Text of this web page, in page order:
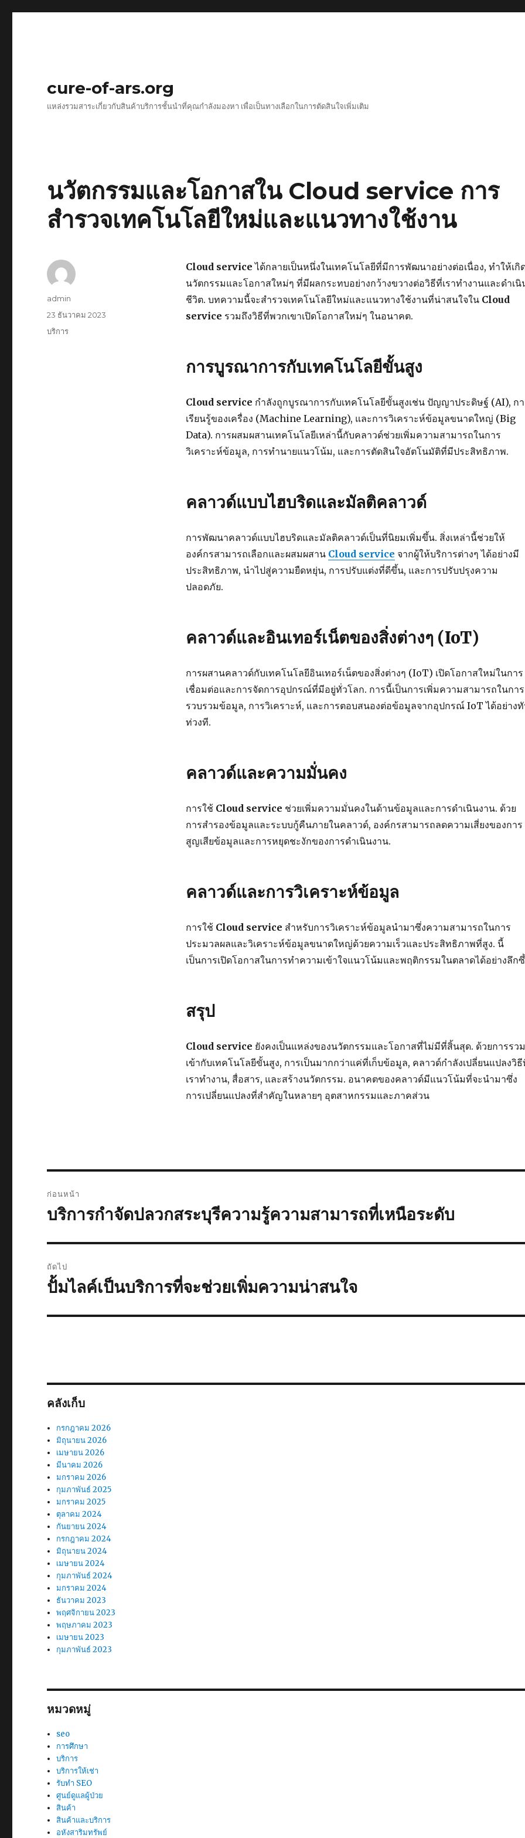
cure-of-ars.org
แหล่งรวมสาระเกี่ยวกับสินค้าบริการชั้นนำที่คุณกำลังมองหา เพื่อเป็นทางเลือกในการตัดสินใจเพิ่มเติม
นวัตกรรมและโอกาสใน Cloud service การ
สำรวจเทคโนโลยีใหม่และแนวทางใช้งาน
Cloud service ได้กลายเป็นหนึ่งในเทคโนโลยีที่มีการพัฒนาอย่างต่อเนื่อง, ทำให้เกิ
นวัตกรรมและโอกาสใหม่ๆ ที่มีผลกระทบอย่างกว้างขวางต่อวิธีที่เราทำงานและดำเนิ
ชีวิต. บทความนี้จะสำรวจเทคโนโลยีใหม่และแนวทางใช้งานที่น่าสนใจใน Cloud
service รวมถึงวิธีที่พวกเขาเปิดโอกาสใหม่ๆ ในอนาคต.
การบูรณาการกับเทคโนโลยีขั้นสูง
Cloud service กำลังถูกบูรณาการกับเทคโนโลยีขั้นสูงเช่น ปัญญาประดิษฐ์ (AI), ก
เรียนรู้ของเครื่อง (Machine Learning), และการวิเคราะห์ข้อมูลขนาดใหญ่ (Big
Data). การผสมผสานเทคโนโลยีเหล่านี้กับคลาวด์ช่วยเพิ่มความสามารถในการ
วิเคราะห์ข้อมูล, การทำนายแนวโน้ม, และการตัดสินใจอัตโนมัติที่มีประสิทธิภาพ.
คลาวด์แบบไฮบริดและมัลติคลาวด์
การพัฒนาคลาวด์แบบไฮบริดและมัลติคลาวด์เป็นที่นิยมเพิ่มขึ้น. สิ่งเหล่านี้ช่วยให้
องค์กรสามารถเลือกและผสมผสาน Cloud service จากผู้ให้บริการต่างๆ ได้อย่างมี
ประสิทธิภาพ, นำไปสู่ความยืดหยุ่น, การปรับแต่งที่ดีขึ้น, และการปรับปรุงความ
ปลอดภัย.
คลาวด์และอินเทอร์เน็ตของสิ่งต่างๆ (IoT)
การผสานคลาวด์กับเทคโนโลยีอินเทอร์เน็ตของสิ่งต่างๆ (IoT) เปิดโอกาสใหม่ในการ
เชื่อมต่อและการจัดการอุปกรณ์ที่มีอยู่ทั่วโลก. การนี้เป็นการเพิ่มความสามารถในการ
รวบรวมข้อมูล, การวิเคราะห์, และการตอบสนองต่อข้อมูลจากอุปกรณ์ IoT ได้อย่าง
ท่วงที.
คลาวด์และความมั่นคง
การใช้ Cloud service ช่วยเพิ่มความมั่นคงในด้านข้อมูลและการดำเนินงาน. ด้วย
การสำรองข้อมูลและระบบกู้คืนภายในคลาวด์, องค์กรสามารถลดความเสี่ยงของการ
สูญเสียข้อมูลและการหยุดชะงักของการดำเนินงาน.
คลาวด์และการวิเคราะห์ข้อมูล
การใช้ Cloud service สำหรับการวิเคราะห์ข้อมูลนำมาซึ่งความสามารถในการ
ประมวลผลและวิเคราะห์ข้อมูลขนาดใหญ่ด้วยความเร็วและประสิทธิภาพที่สูง. นี้
เป็นการเปิดโอกาสในการทำความเข้าใจแนวโน้มและพฤติกรรมในตลาดได้อย่างลึก
สรุป
Cloud service ยังคงเป็นแหล่งของนวัตกรรมและโอกาสที่ไม่มีที่สิ้นสุด. ด้วยการรวม
เข้ากับเทคโนโลยีขั้นสูง, การเป็นมากกว่าแค่ที่เก็บข้อมูล, คลาวด์กำลังเปลี่ยนแปลงวิ
เราทำงาน, สื่อสาร, และสร้างนวัตกรรม. อนาคตของคลาวด์มีแนวโน้มที่จะนำมาซึ่ง
การเปลี่ยนแปลงที่สำคัญในหลายๆ อุตสาหกรรมและภาคส่วน
ผู้
เขียน
admin
เขียน
เมื่อ
23 ธันวาคม 2023
หมวด
บริการ
เรื่อง
ก่อนหน้า
เรื่อง
หน้า:
บริการกำจัดปลวกสระบุรีความรู้ความสามารถที่เหนือระดับ
ถัดไป
เรื่อง
ไป:
ปั้มไลค์เป็นบริการที่จะช่วยเพิ่มความน่าสนใจ
คลังเก็บ
กรกฎาคม 2026
มิถุนายน 2026
เมษายน 2026
มีนาคม 2026
มกราคม 2026
กุมภาพันธ์ 2025
มกราคม 2025
ตุลาคม 2024
กันยายน 2024
กรกฎาคม 2024
มิถุนายน 2024
เมษายน 2024
กุมภาพันธ์ 2024
มกราคม 2024
ธันวาคม 2023
พฤศจิกายน 2023
พฤษภาคม 2023
เมษายน 2023
กุมภาพันธ์ 2023
หมวดหมู่
seo
การศึกษา
บริการ
บริการให้เช่า
รับทำ SEO
ศูนย์ดูแลผู้ป่วย
สินค้า
สินค้าและบริการ
อหังสาริมทรัพย์